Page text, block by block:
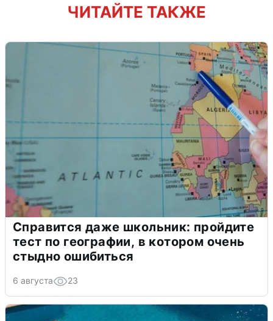
ЧИТАЙТЕ ТАКЖЕ
Справится даже школьник: пройдите
тест по географии, в котором очень
стыдно ошибиться
6 августа 23